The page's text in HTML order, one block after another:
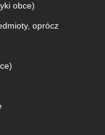
obce)
oprócz